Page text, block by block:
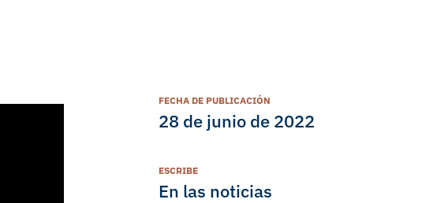
FECHA DE PUBLICACIÓN
28 de junio de 2022
ESCRIBE
En las noticias